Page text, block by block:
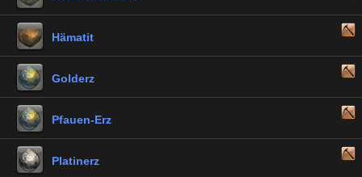
Hämatit
Golderz
Pfauen-Erz
Platinerz